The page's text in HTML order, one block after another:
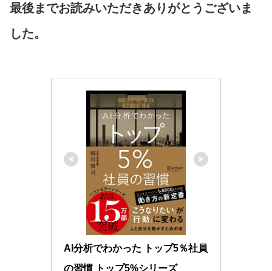
最後までお読みいただきありがとうございま
した。
AI分析でわかった トップ5％社員
の習慣 トップ5%シリーズ